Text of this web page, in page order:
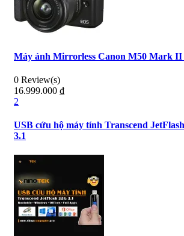
Máy ảnh Mirrorless Canon M50 Mark II
0 Review(s)
16.999.000 ₫
2
USB cứu hộ máy tính Transcend
3.1